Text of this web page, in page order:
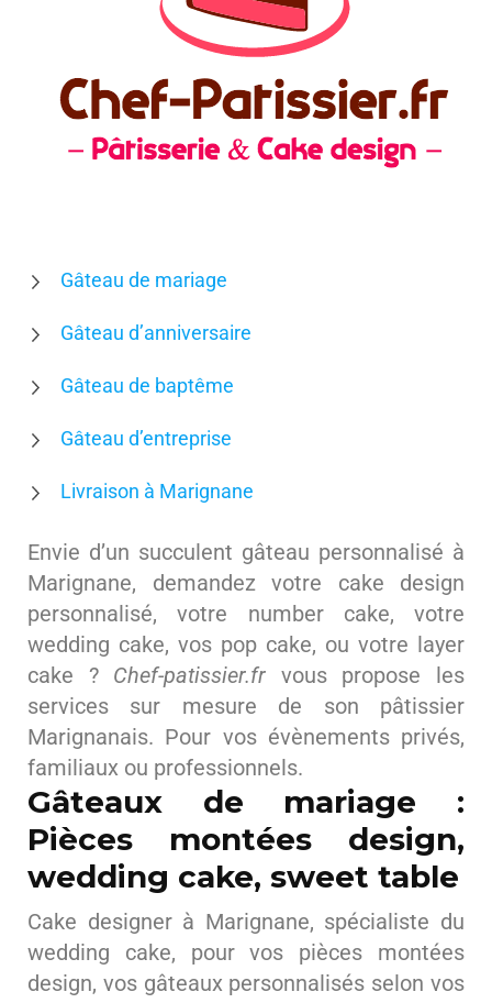
Gâteau de mariage
Gâteau d’anniversaire
Gâteau de baptême
Gâteau d’entreprise
Livraison à Marignane
Envie d’un succulent gâteau personnalisé à
Marignane, demandez votre cake design
personnalisé, votre number cake, votre
wedding cake, vos pop cake, ou votre layer
cake ? Chef-patissier.fr vous propose les
services sur mesure de son pâtissier
Marignanais. Pour vos évènements privés,
familiaux ou professionnels.
Gâteaux de mariage :
Pièces montées design,
wedding cake, sweet table
Cake designer à Marignane, spécialiste du
wedding cake, pour vos pièces montées
design, vos gâteaux personnalisés selon vos